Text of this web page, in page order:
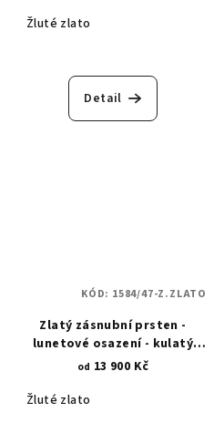
Žluté zlato
Detail
Zlatý zásnubní prsten -
lunetové osazení - kulatý
zirkon 4 mm 1584
od 13 900 Kč
Žluté zlato
KÓD: 1584/47-Z.ZLATO